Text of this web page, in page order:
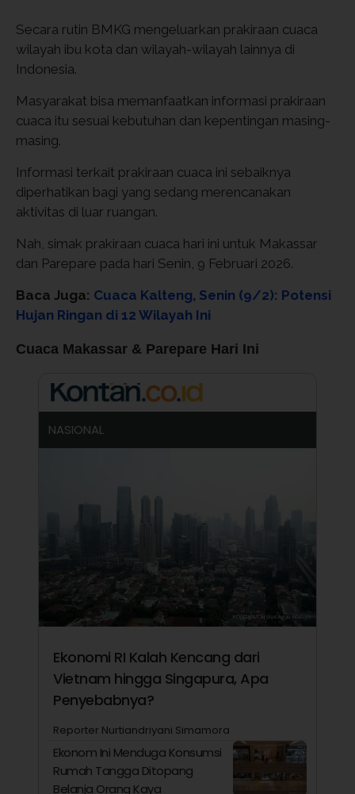
Secara rutin BMKG mengeluarkan prakiraan cuaca
wilayah ibu kota dan wilayah-wilayah lainnya di
Indonesia.
Masyarakat bisa memanfaatkan informasi prakiraan
cuaca itu sesuai kebutuhan dan kepentingan masing-
masing.
Informasi terkait prakiraan cuaca ini sebaiknya
diperhatikan bagi yang sedang merencanakan
aktivitas di luar ruangan.
Nah, simak prakiraan cuaca hari ini untuk Makassar
dan Parepare pada hari Senin, 9 Februari 2026.
Baca Juga: Cuaca Kalteng, Senin (9/2): Potensi
Hujan Ringan di 12 Wilayah Ini
Cuaca Makassar & Parepare Hari Ini
NASIONAL
Ekonomi RI Kalah Kencang dari
Vietnam hingga Singapura, Apa
Penyebabnya?
Reporter Nurtiandriyani Simamora
Ekonom Ini Menduga Konsumsi
Rumah Tangga Ditopang
Belanja Orang Kaya